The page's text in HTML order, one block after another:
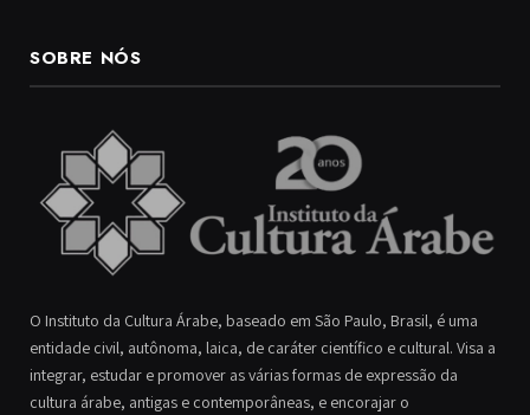
SOBRE NÓS
O Instituto da Cultura Árabe, baseado em São Paulo, Brasil, é uma
entidade civil, autônoma, laica, de caráter científico e cultural. Visa a
integrar, estudar e promover as várias formas de expressão da
cultura árabe, antigas e contemporâneas, e encorajar o